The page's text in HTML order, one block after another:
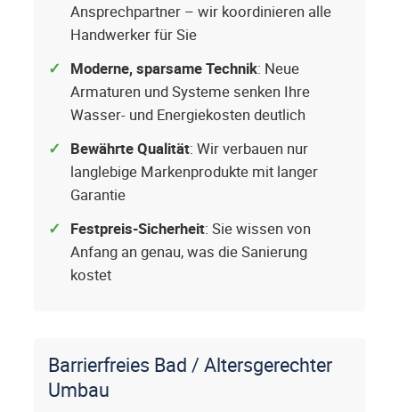
Ansprechpartner – wir koordinieren alle
Handwerker für Sie
Moderne, sparsame Technik: Neue
Armaturen und Systeme senken Ihre
Wasser- und Energiekosten deutlich
Bewährte Qualität: Wir verbauen nur
langlebige Markenprodukte mit langer
Garantie
Festpreis-Sicherheit: Sie wissen von
Anfang an genau, was die Sanierung
kostet
Barrierfreies Bad / Altersgerechter
Umbau